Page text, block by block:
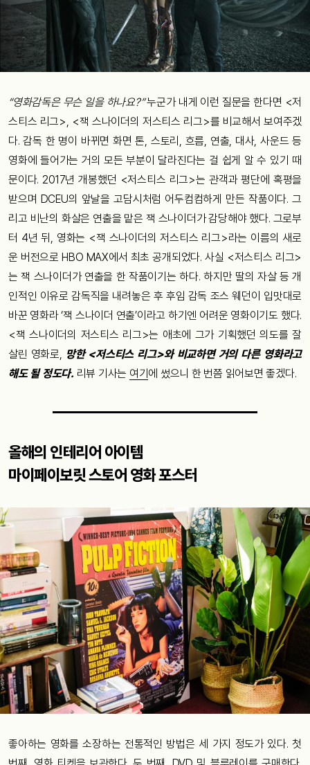
“영화감독은 무슨 일을 하나요?”누군가 내게 이런 질문을 한다면 <저
스티스 리그>, <잭 스나이더의 저스티스 리그>를 비교해서 보여주겠
다. 감독 한 명이 바뀌면 화면 톤, 스토리, 흐름, 연출, 대사, 사운드 등
영화에 들어가는 거의 모든 부분이 달라진다는 걸 쉽게 알 수 있기 때
문이다. 2017년 개봉했던 <저스티스 리그>는 관객과 평단에 혹평을
받으며 DCEU의 앞날을 고담시처럼 어두컴컴하게 만든 작품이다. 그
리고 비난의 화살은 연출을 맡은 잭 스나이더가 감당해야 했다. 그로부
터 4년 뒤, 영화는 <잭 스나이더의 저스티스 리그>라는 이름의 새로
운 버전으로 HBO MAX에서 최초 공개되었다. 사실 <저스티스 리그>
는 잭 스나이더가 연출을 한 작품이기는 하다. 하지만 딸의 자살 등 개
인적인 이유로 감독직을 내려놓은 후 후임 감독 조스 웨던이 입맛대로
바꾼 영화라 ‘잭 스나이더 연출’이라고 하기엔 어려운 영화이기도 했다.
<잭 스나이더의 저스티스 리그>는 애초에 그가 기획했던 의도를 잘
살린 영화로,
망한 <저스티스 리그>와 비교하면 거의 다른 영화라고
해도 될 정도다. 리뷰 기사는 여기에 썼으니 한 번쯤 읽어보면 좋겠다.
올해의 인테리어 아이템
마이페이보릿 스토어 영화 포스터
좋아하는 영화를 소장하는 전통적인 방법은 세 가지 정도가 있다. 첫